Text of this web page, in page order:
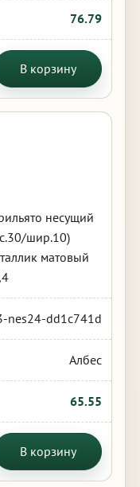
76.79
В корзину
несущий
шир.10)
матовый
nes24-dd1c741d
Албес
65.55
В корзину